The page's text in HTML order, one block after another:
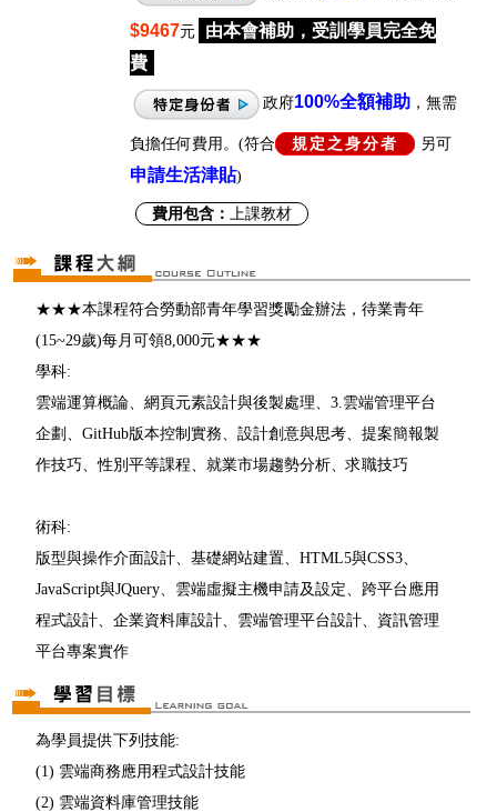
$9467元
由本會補助，受訓學員完全免
費
政府100%全額補助 ，無需
負擔任何費用。(符合 規定之身分者 另可
申請生活津貼)
費用包含： 上課教材
★★★本課程符合勞動部青年學習獎勵金辦法，待業青年
(15~29歲)每月可領8,000元★★★
學科:
雲端運算概論、網頁元素設計與後製處理、3.雲端管理平台
企劃、GitHub版本控制實務、設計創意與思考、提案簡報製
作技巧、性別平等課程、就業市場趨勢分析、求職技巧
術科:
版型與操作介面設計、基礎網站建置、HTML5與CSS3、
JavaScript與JQuery、雲端虛擬主機申請及設定、跨平台應用
程式設計、企業資料庫設計、雲端管理平台設計、資訊管理
平台專案實作
為學員提供下列技能:
(1) 雲端商務應用程式設計技能
(2) 雲端資料庫管理技能